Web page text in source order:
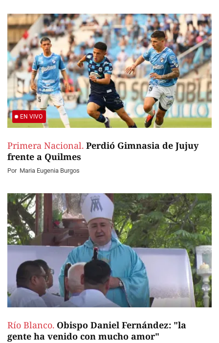
EN VIVO
Primera Nacional. Perdió Gimnasia de Jujuy
frente a Quilmes
Por Maria Eugenia Burgos
Río Blanco. Obispo Daniel Fernández: "la
gente ha venido con mucho amor"